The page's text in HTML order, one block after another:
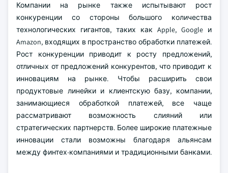
Компании на рынке также испытывают рост
конкуренции со стороны большого количества
технологических гигантов, таких как Apple, Google и
Amazon, входящих в пространство обработки платежей.
Рост конкуренции приводит к росту предложений,
отличных от предложений конкурентов, что приводит к
инновациям на рынке. Чтобы расширить свои
продуктовые линейки и клиентскую базу, компании,
занимающиеся обработкой платежей, все чаще
рассматривают возможность слияний или
стратегических партнерств. Более широкие платежные
инновации стали возможны благодаря альянсам
между финтех-компаниями и традиционными банками.